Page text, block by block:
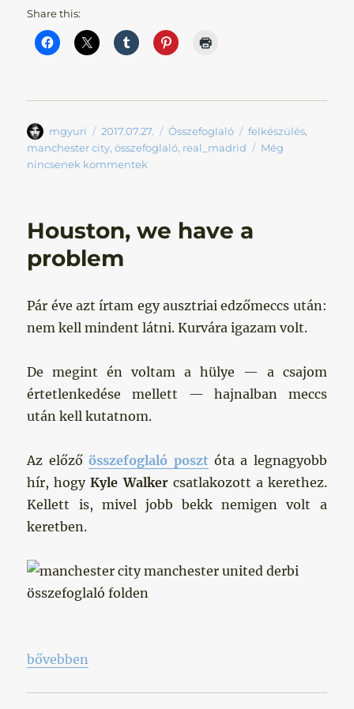
Share this:
Szerző
mgyuri Közzétéve
2017.07.27. Kategória
Összefoglaló Címke
felkészülés,
manchester city,összefoglaló, real_madrid
Még
nincsenek kommentek
Houston, we have a
problem
Pár éve azt írtam egy ausztriai edzőmeccs után:
nem kell mindent látni. Kurvára igazam volt.
De megint én voltam a hülye — a csajom
értetlenkedése mellett — hajnalban meccs
után kell kutatnom.
Az előzőösszefoglaló poszt óta a legnagyobb
hír, hogyKyle Walkercsatlakozott a kerethez.
Kellett is, mivel jobb bekk nemigen volt a
keretben.
„Houston, we have a problem”
bővebben